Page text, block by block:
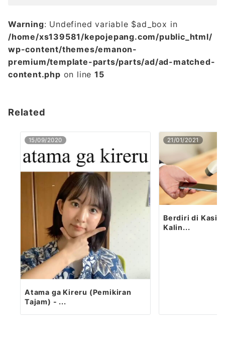
Warning: Undefined variable $ad_box in
/home/xs139581/kepojepang.com/public_html/
wp-content/themes/emanon-
premium/template-parts/parts/ad/ad-matched-
content.php on line15
Related
15/09/2020
Atama ga Kireru (Pemikiran
Tajam) - ...
21/01/2021
Berdiri di Kasir
Kalin...